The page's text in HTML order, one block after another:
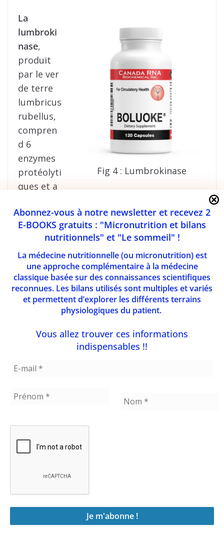
Fig 4 : Lumbrokinase
La
lumbroki
nase,
produit
par le ver
de terre
lumbricus
rubellus,
compren
d 6
enzymes
protéolyti
ques et a
dans les caillots ou micro caillots sanguins.
Elle est reconnue comme un potentiel
agent anti thrombotique (20). Cette
substance est largement utilisée en Chine
dans la prise en charge des ictus
ischémiques (21) et également des
artériopathies ischémiques ou dans les
angines de poitrine. Bien que nous n’ayons
COVID long, ce produit est proposé dans
différents protocoles COVID long. Le
BOLUOKE, par exemple, est un produit
d’équilibrer la balance
d’améliorer les états d’hypercoagulabilité.
Il semble plus puissant que la nattokinase
et a l’avantage de ne pas interférer avec la
principalement la fibrine et le fibrinogene.
Dans les états chroniques comme le COVID
long, on peut proposer 1 cps une à 3x par
jour, 30 minutes avant les repas.
Abonnez-vous à notre newsletter et recevez 2
E-BOOKS gratuits : "Micronutrition et bilans
nutritionnels" et "Le sommeil" !
La médecine nutritionnelle (ou micronutrition) est
une approche complémentaire à la médecine
classique basée sur des connaissances scientifiques
reconnues. Les bilans utilisés sont multiples et variés
et permettent d’explorer les différents terrains
physiologiques du patient.
Vous allez trouver ces informations
indispensables !!